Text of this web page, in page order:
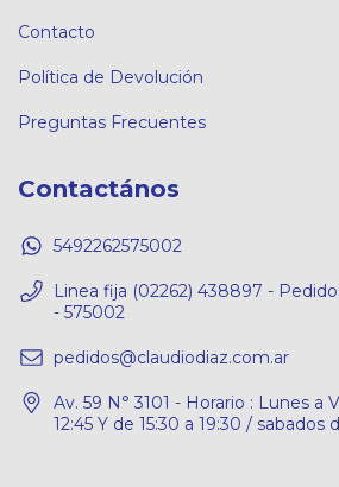
Contacto
Política de Devolución
Preguntas Frecuentes
Contactános
5492262575002
Linea fija (02262) 438897 -
- 575002
pedidos@claudiodiaz.com.ar
Av. 59 N° 3101 - Horario : Lunes a
12:45 Y de 15:30 a 19:30 / sabados